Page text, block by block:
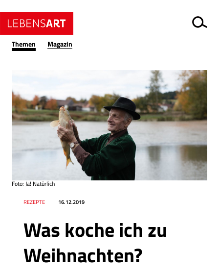
Themen Magazin
Was koche ich zu
Weihnachten?
Datum 16.12.2019
RessortREZEPTE
Foto: Ja! Natürlich